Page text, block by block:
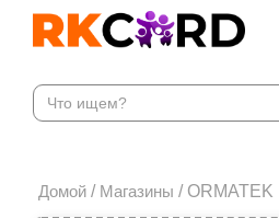
Домой/ Магазины / ORMATEK